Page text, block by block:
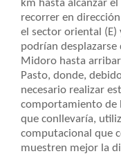
km hasta alcanzar
recorrer en
el sector oriental (E)
podrían
Midoro hasta arribar
Pasto, donde,
necesario realizar
comportamiento de
que conllevaría,
computacional que
muestren mejor la